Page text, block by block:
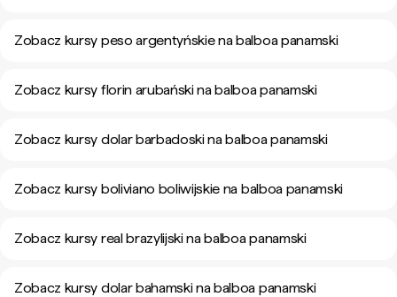
Zobacz kursy peso argentyńskie na balboa panamski
Zobacz kursy florin arubański na balboa panamski
Zobacz kursy dolar barbadoski na balboa panamski
Zobacz kursy boliviano boliwijskie na balboa panamski
Zobacz kursy real brazylijski na balboa panamski
Zobacz kursy dolar bahamski na balboa panamski